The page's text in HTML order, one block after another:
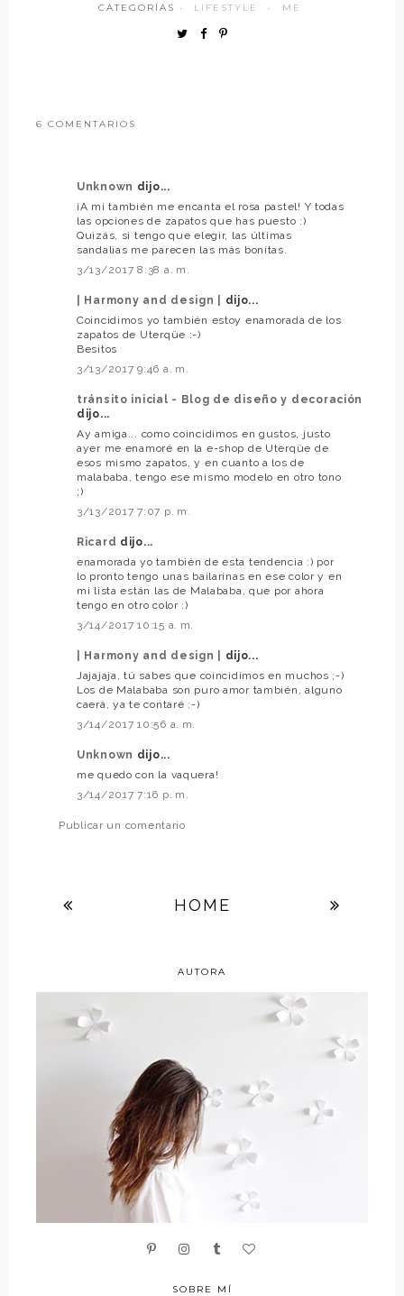
CATEGORÍAS · LIFESTYLE · ME
6 COMENTARIOS
Unknown dijo...
¡A mi también me encanta el rosa pastel! Y todas
las opciones de zapatos que has puesto :)
Quizás, si tengo que elegir, las últimas
sandalias me parecen las más bonitas.
3/13/2017 8:38 a. m.
| Harmony and design |
dijo...
Coincidimos yo también estoy enamorada de los
zapatos de Uterqüe :-)
Besitos
3/13/2017 9:46 a. m.
tránsito inicial - Blog de diseño y decoración
dijo...
Ay amiga... como coincidimos en gustos, justo
ayer me enamoré en la e-shop de Uterqüe de
esos mismo zapatos, y en cuanto a los de
malababa, tengo ese mismo modelo en otro tono
;)
3/13/2017 7:07 p. m.
Ricard dijo...
enamorada yo también de esta tendencia :) por
lo pronto tengo unas bailarinas en ese color y en
mi lista están las de Malababa, que por ahora
tengo en otro color :)
3/14/2017 10:15 a. m.
| Harmony and design |
dijo...
Jajajaja, tú sabes que coincidimos en muchos ;-)
Los de Malababa son puro amor también, alguno
caerá, ya te contaré :-)
3/14/2017 10:56 a. m.
Unknown dijo...
me quedo con la vaquera!
3/14/2017 7:16 p. m.
Publicar un comentario
HOME
AUTORA
SOBRE MÍ